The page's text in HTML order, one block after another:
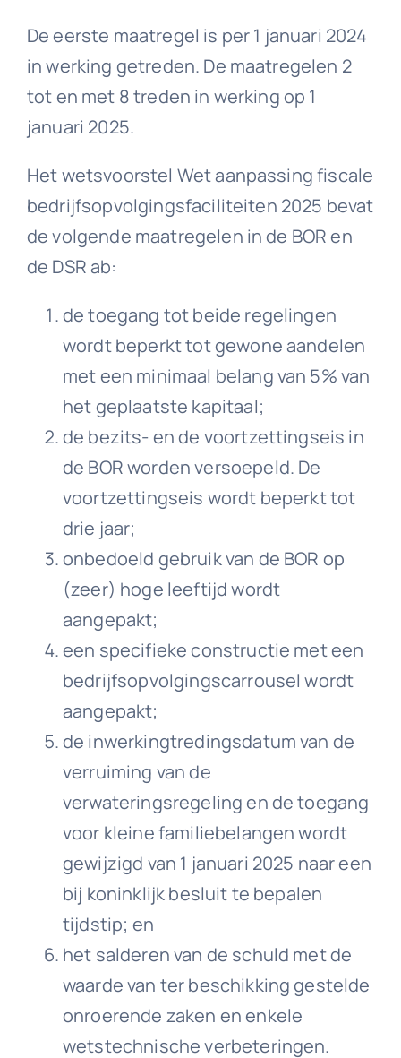
De eerste maatregel is per 1 januari 2024
in werking getreden. De maatregelen 2
tot en met 8 treden in werking op 1
januari 2025.
Het wetsvoorstel Wet aanpassing fiscale
bedrijfsopvolgingsfaciliteiten 2025 bevat
de volgende maatregelen in de BOR en
de DSR ab:
de toegang tot beide regelingen
wordt beperkt tot gewone aandelen
met een minimaal belang van 5% van
het geplaatste kapitaal;
de bezits- en de voortzettingseis in
de BOR worden versoepeld. De
voortzettingseis wordt beperkt tot
drie jaar;
onbedoeld gebruik van de BOR op
(zeer) hoge leeftijd wordt
aangepakt;
een specifieke constructie met een
bedrijfsopvolgingscarrousel wordt
aangepakt;
de inwerkingtredingsdatum van de
verruiming van de
verwateringsregeling en de toegang
voor kleine familiebelangen wordt
gewijzigd van 1 januari 2025 naar een
bij koninklijk besluit te bepalen
tijdstip; en
het salderen van de schuld met de
waarde van ter beschikking gestelde
onroerende zaken en enkele
wetstechnische verbeteringen.